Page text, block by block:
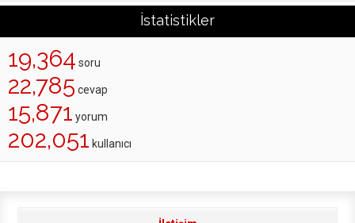
İstatistikler
19,364 soru
22,785 cevap
15,871 yorum
202,051 kullanıcı